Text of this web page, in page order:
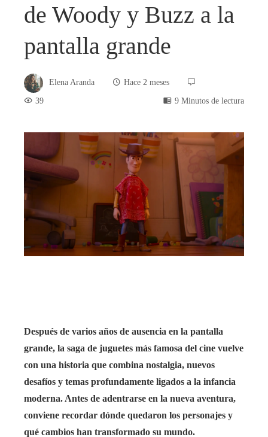
de Woody y Buzz a la
pantalla grande
Elena Aranda
Hace 2 meses
39
9 Minutos de lectura
Después de varios años de ausencia en la pantalla
grande, la saga de juguetes más famosa del cine vuelve
con una historia que combina nostalgia, nuevos
desafíos y temas profundamente ligados a la infancia
moderna. Antes de adentrarse en la nueva aventura,
conviene recordar dónde quedaron los personajes y
qué cambios han transformado su mundo.